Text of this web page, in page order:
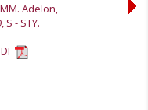
Adelon,
- STY.